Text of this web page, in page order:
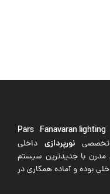
Pars Fanavaran lighting
تخصصی نورپردازی داخلی
مدرن با جدیدترین سیستم
بوده و آماده همکاری در